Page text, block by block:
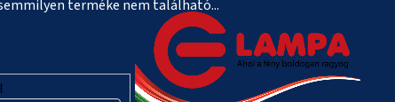
terméke nem található...